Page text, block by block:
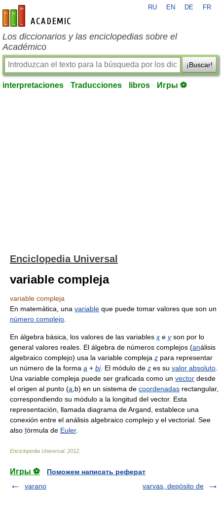
es-academic.com
RU EN DE FR
Los diccionarios y las enciclopedias sobre el
Académico
¡Buscar!
interpretaciones Traducciones libros Игры ⚽
Enciclopedia Universal
variable compleja
variable compleja
En matemática, una variable que puede tomar valores que son un
número complejo
En álgebra básica, los valores de las variables x e yson por lo
general valores reales. El álgebra de números complejos (análisis
algebraico complejo) usa la variable compleja z para representar
un número de la forma a + bi. El módulo de z es su valor absoluto
Una variable compleja puede ser graficada como un vector desde
el origen al punto (a ,b) en un sistema de coordenadas rectangular,
correspondiendo su módulo a la longitud del vector. Esta
representación, llamada diagrama de Argand, establece una
conexión entre el análisis algebraico complejo y el vectorial. See
also fórmula de Euler.
Enciclopedia Universal. 2012
Игры ⚽
Поможем написать реферат
varano
varvas, depósito de